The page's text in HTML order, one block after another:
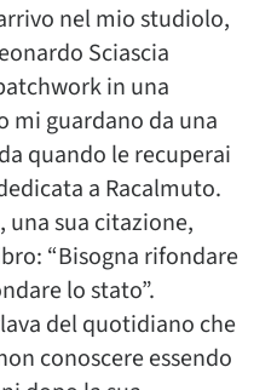
nel mio studiolo,
Sciascia
in una
mi guardano da una
quando le recuperai
a Racalmuto.
sua citazione,
“Bisogna rifondare
lo stato”.
del quotidiano che
conoscere essendo